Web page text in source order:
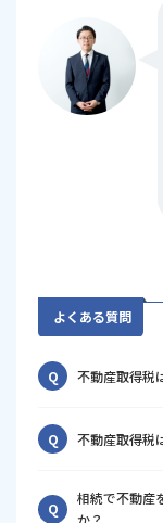
よくある質問
Q 不動産取得税
A
せん。一般的
Q 不動産取得税
なく、贈与や
Q
相続で不動産